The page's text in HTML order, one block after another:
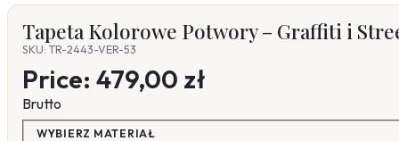
Tapeta Kolorowe Potwory – Graffiti i
SKU: TR-2443-VER-53
Price: 479,00 zł
Brutto
WYBIERZ MATERIAŁ